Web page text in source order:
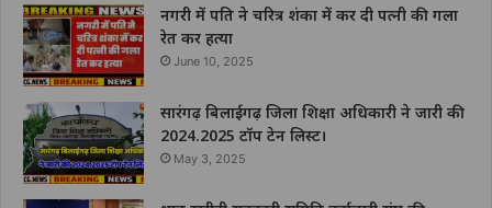
नगरी में पति ने चरित्र शंका में कर दी पत्नी की गला
रेत कर हत्या
June 10, 2025
सारंगढ़ बिलाईगढ़ जिला शिक्षा अधिकारी ने जारी की
2024.2025 टॉप टेन लिस्ट।
May 3, 2025